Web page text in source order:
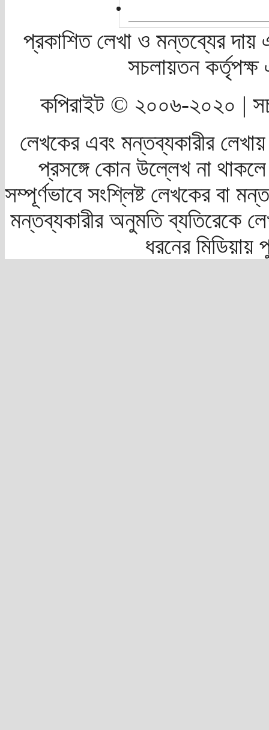
প্রকাশিত লেখা ও মন্তব্যের দায়
সচলায়তন
কপিরাইট © ২০০৬-২০২০ |
লেখকের এবং মন্তব্যকারীর
প্রসঙ্গে কোন উল্লেখ না
সম্পূর্ণভাবে সংশ্লিষ্ট লেখকের বা
মন্তব্যকারীর অনুমতি ব্যতিরেকে
ধরনের মিডিয়ায়